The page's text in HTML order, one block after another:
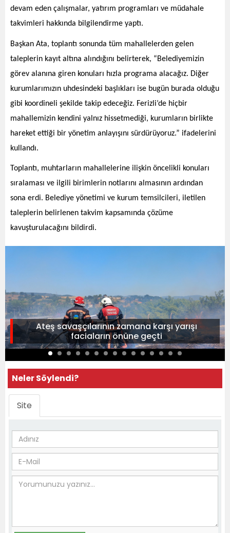
devam eden çalışmalar, yatırım programları ve müdahale
takvimleri hakkında bilgilendirme yaptı.
Başkan Ata, toplantı sonunda tüm mahallelerden gelen
taleplerin kayıt altına alındığını belirterek, “Belediyemizin
görev alanına giren konuları hızla programa alacağız. Diğer
kurumlarımızın uhdesindeki başlıkları ise bugün burada olduğu
gibi koordineli şekilde takip edeceğiz. Ferizli’de hiçbir
mahallemizin kendini yalnız hissetmediği, kurumların birlikte
hareket ettiği bir yönetim anlayışını sürdürüyoruz.” ifadelerini
kullandı.
Toplantı, muhtarların mahallelerine ilişkin öncelikli konuları
sıralaması ve ilgili birimlerin notlarını almasının ardından
sona erdi. Belediye yönetimi ve kurum temsilcileri, iletilen
taleplerin belirlenen takvim kapsamında çözüme
kavuşturulacağını bildirdi.
Ateş savaşçılarının zamana karşı yarışı
faciaların önüne geçti
Neler Söylendi?
Site